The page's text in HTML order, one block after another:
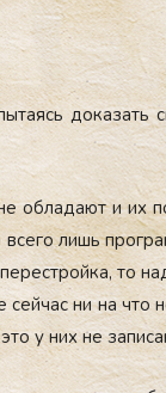
до­казать
об­ла­да­ют и их
лишь
то
ни на
у них не